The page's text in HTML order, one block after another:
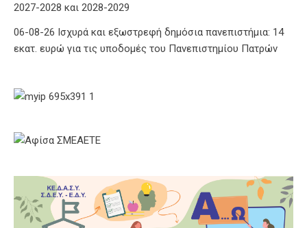
2027-2028 και 2028-2029
06-08-26 Ισχυρά και εξωστρεφή δημόσια πανεπιστήμια: 14
εκατ. ευρώ για τις υποδομές του Πανεπιστημίου Πατρών